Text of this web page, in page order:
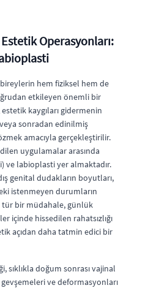
Operasyonları:
hem fiziksel hem de
etkileyen önemli bir
kaygıları gidermenin
sonradan edinilmiş
amacıyla gerçekleştirilir.
uygulamalar arasında
ve labioplasti yer almaktadır.
genital dudakların boyutları,
istenmeyen durumların
bir müdahale, günlük
içinde hissedilen rahatsızlığı
açıdan daha tatmin edici bir
sıklıkla doğum sonrası vajinal
ve deformasyonları